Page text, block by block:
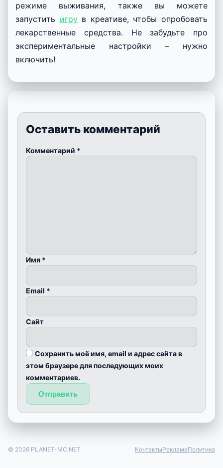
режиме выживания, также вы можете
запустить игрув креативе, чтобы опробовать
лекарственные средства. Не забудьте про
экспериментальные настройки – нужно
включить!
Оставить комментарий
Комментарий *
Имя *
Email *
Сайт
Сохранить моё имя, email и адрес сайта в
этом браузере для последующих моих
комментариев.
© 2026 PLANET-MC.NET КонтактыРекламаПолитика